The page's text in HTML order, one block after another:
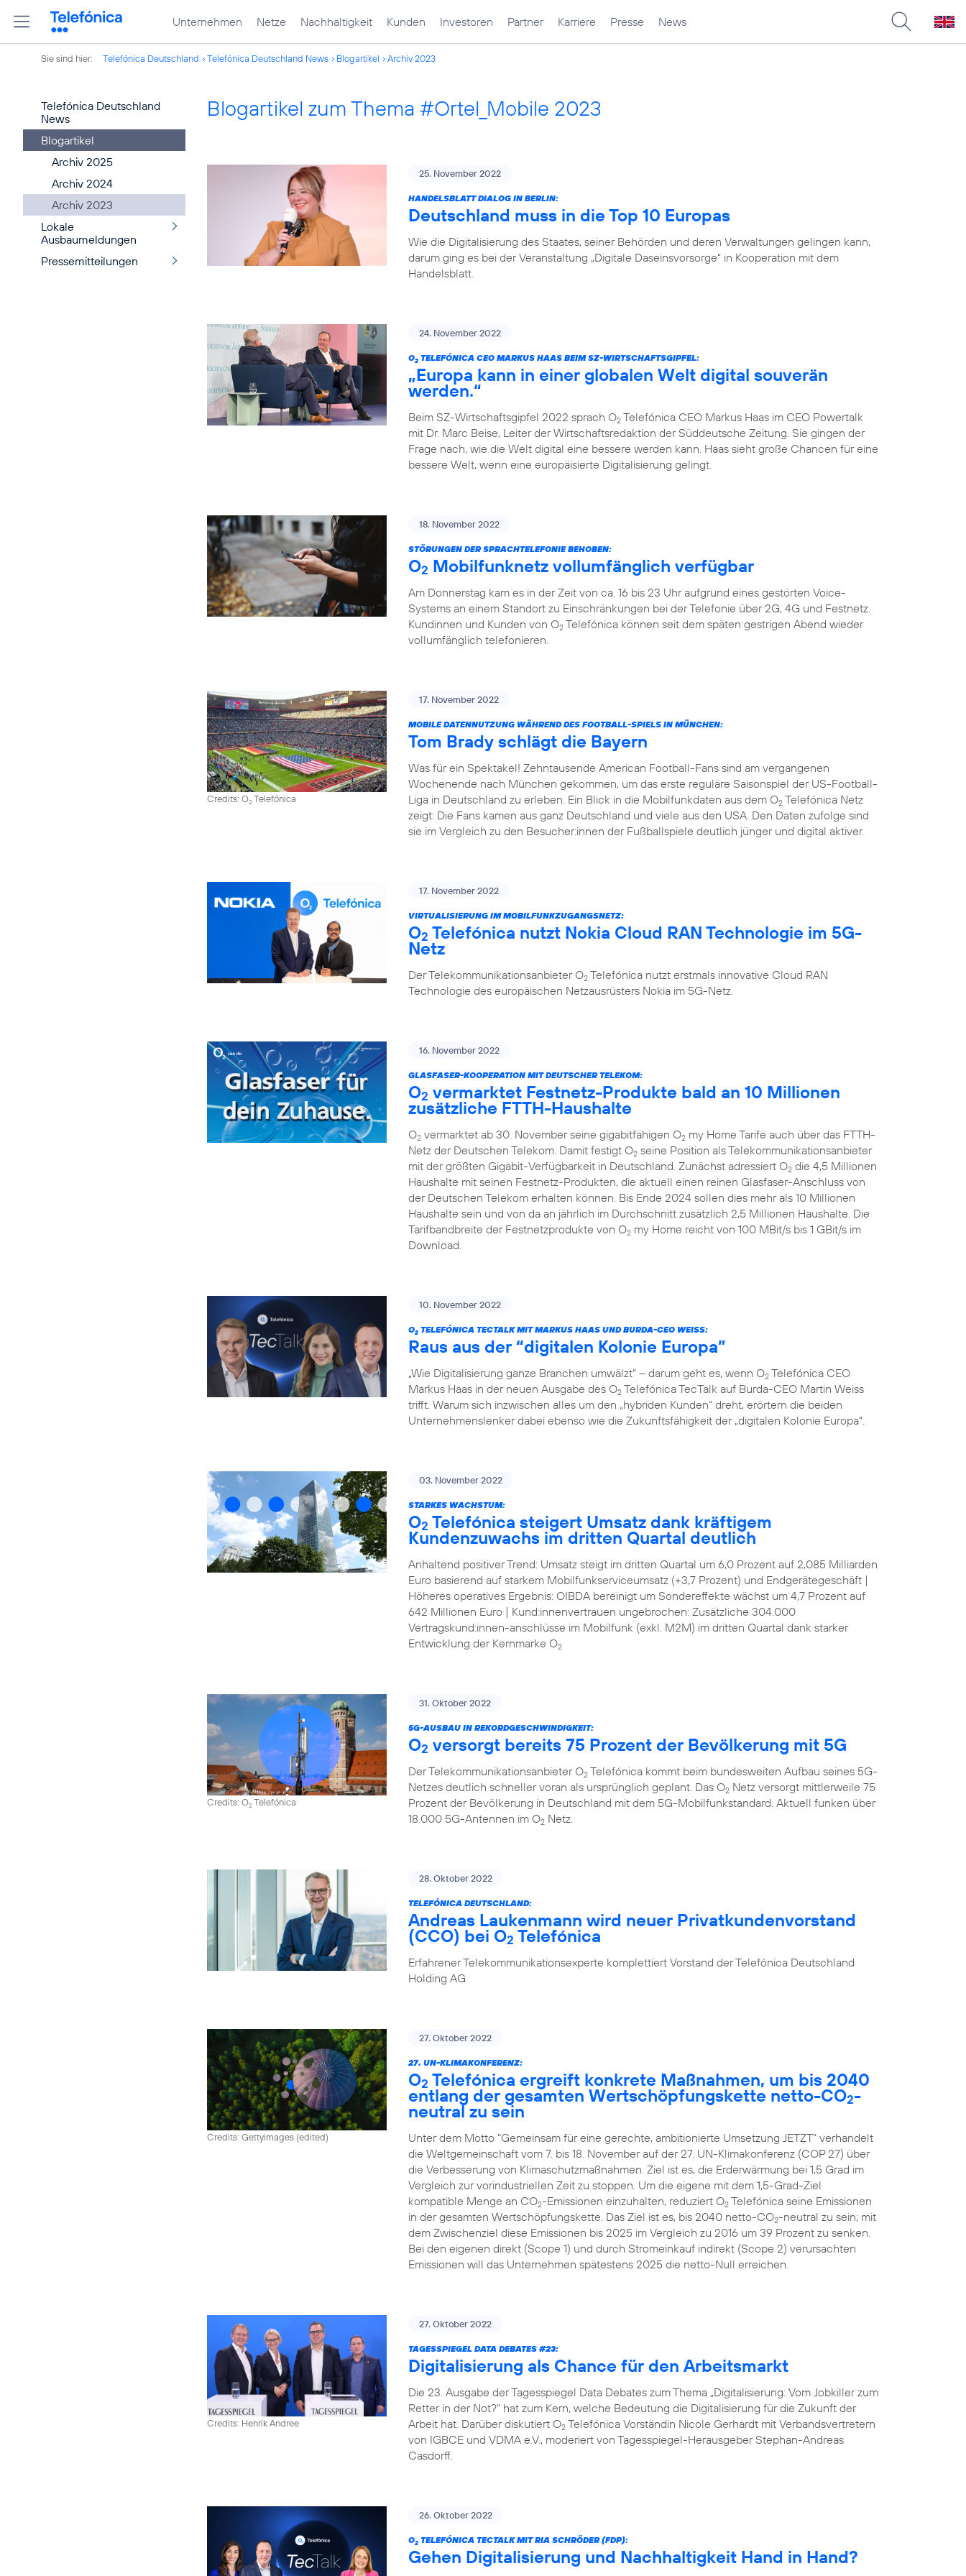
Unternehmen Netze Nachhaltigkeit Kunden Investoren Partner Karriere Presse News
Sie sind hier: Telefónica Deutschland Telefónica Deutschland News Blogartikel Archiv 2023
Telefónica Deutschland
News
Blogartikel
Archiv 2025
Archiv 2024
Archiv 2023
Lokale
Ausbaumeldungen
Pressemitteilungen
Blogartikel zum Thema #Ortel_Mobile 2023
25. November 2022
HANDELSBLATT DIALOG IN BERLIN:
Deutschland muss in die Top 10 Europas
Wie die Digitalisierung des Staates, seiner Behörden und deren Verwaltungen gelingen kann,
darum ging es bei der Veranstaltung „Digitale Daseinsvorsorge“ in Kooperation mit dem
Handelsblatt.
24. November 2022
O2 TELEFÓNICA CEO MARKUS HAAS BEIM SZ-WIRTSCHAFTSGIPFEL:
„Europa kann in einer globalen Welt digital souverän
werden.“
Beim SZ-Wirtschaftsgipfel 2022 sprach O2 Telefónica CEO Markus Haas im CEO Powertalk
mit Dr. Marc Beise, Leiter der Wirtschaftsredaktion der Süddeutsche Zeitung. Sie gingen der
Frage nach, wie die Welt digital eine bessere werden kann. Haas sieht große Chancen für eine
bessere Welt, wenn eine europäisierte Digitalisierung gelingt.
18. November 2022
STÖRUNGEN DER SPRACHTELEFONIE BEHOBEN:
O2 Mobilfunknetz vollumfänglich verfügbar
Am Donnerstag kam es in der Zeit von ca. 16 bis 23 Uhr aufgrund eines gestörten Voice-
Systems an einem Standort zu Einschränkungen bei der Telefonie über 2G, 4G und Festnetz.
Kundinnen und Kunden von O2 Telefónica können seit dem späten gestrigen Abend wieder
vollumfänglich telefonieren.
Credits: O2Telefónica
17. November 2022
MOBILE DATENNUTZUNG WÄHREND DES FOOTBALL-SPIELS IN MÜNCHEN:
Tom Brady schlägt die Bayern
Was für ein Spektakel! Zehntausende American Football-Fans sind am vergangenen
Wochenende nach München gekommen, um das erste reguläre Saisonspiel der US-Football-
Liga in Deutschland zu erleben. Ein Blick in die Mobilfunkdaten aus dem O2 Telefónica Netz
zeigt: Die Fans kamen aus ganz Deutschland und viele aus den USA. Den Daten zufolge sind
sie im Vergleich zu den Besucher:innen der Fußballspiele deutlich jünger und digital aktiver.
17. November 2022
VIRTUALISIERUNG IM MOBILFUNKZUGANGSNETZ:
O2 Telefónica nutzt Nokia Cloud RAN Technologie im 5G-
Netz
Der Telekommunikationsanbieter O2 Telefónica nutzt erstmals innovative Cloud RAN
Technologie des europäischen Netzausrüsters Nokia im 5G-Netz.
16. November 2022
GLASFASER-KOOPERATION MIT DEUTSCHER TELEKOM:
O2 vermarktet Festnetz-Produkte bald an 10 Millionen
zusätzliche FTTH-Haushalte
O2 vermarktet ab 30. November seine gigabitfähigen O2 my Home Tarife auch über das FTTH-
Netz der Deutschen Telekom. Damit festigt O2 seine Position als Telekommunikationsanbieter
mit der größten Gigabit-Verfügbarkeit in Deutschland. Zunächst adressiert O2 die 4,5 Millionen
Haushalte mit seinen Festnetz-Produkten, die aktuell einen reinen Glasfaser-Anschluss von
der Deutschen Telekom erhalten können. Bis Ende 2024 sollen dies mehr als 10 Millionen
Haushalte sein und von da an jährlich im Durchschnitt zusätzlich 2,5 Millionen Haushalte. Die
Tarifbandbreite der Festnetzprodukte von O2 my Home reicht von 100 MBit/s bis 1 GBit/s im
Download.
10. November 2022
O2 TELEFÓNICA TECTALK MIT MARKUS HAAS UND BURDA-CEO WEISS:
Raus aus der “digitalen Kolonie Europa”
„Wie Digitalisierung ganze Branchen umwälzt“ – darum geht es, wenn O2 Telefónica CEO
Markus Haas in der neuen Ausgabe des O2 Telefónica TecTalk auf Burda-CEO Martin Weiss
trifft. Warum sich inzwischen alles um den „hybriden Kunden“ dreht, erörtern die beiden
Unternehmenslenker dabei ebenso wie die Zukunftsfähigkeit der „digitalen Kolonie Europa“.
03. November 2022
STARKES WACHSTUM:
O2 Telefónica steigert Umsatz dank kräftigem
Kundenzuwachs im dritten Quartal deutlich
Anhaltend positiver Trend: Umsatz steigt im dritten Quartal um 6,0 Prozent auf 2,085 Milliarden
Euro basierend auf starkem Mobilfunkserviceumsatz (+3,7 Prozent) und Endgerätegeschäft |
Höheres operatives Ergebnis: OIBDA bereinigt um Sondereffekte wächst um 4,7 Prozent auf
642 Millionen Euro | Kund:innenvertrauen ungebrochen: Zusätzliche 304.000
Vertragskund:innen-anschlüsse im Mobilfunk (exkl. M2M) im dritten Quartal dank starker
Entwicklung der Kernmarke O2
Credits: O2Telefónica
31. Oktober 2022
5G-AUSBAU IN REKORDGESCHWINDIGKEIT:
O2 versorgt bereits 75 Prozent der Bevölkerung mit 5G
Der Telekommunikationsanbieter O2 Telefónica kommt beim bundesweiten Aufbau seines 5G-
Netzes deutlich schneller voran als ursprünglich geplant. Das O2 Netz versorgt mittlerweile 75
Prozent der Bevölkerung in Deutschland mit dem 5G-Mobilfunkstandard. Aktuell funken über
18.000 5G-Antennen im O2 Netz.
28. Oktober 2022
TELEFÓNICA DEUTSCHLAND:
Andreas Laukenmann wird neuer Privatkundenvorstand
(CCO) bei O2 Telefónica
Erfahrener Telekommunikationsexperte komplettiert Vorstand der Telefónica Deutschland
Holding AG
Credits: Gettyimages (edited)
27. Oktober 2022
27. UN-KLIMAKONFERENZ:
O2 Telefónica ergreift konkrete Maßnahmen, um bis 2040
entlang der gesamten Wertschöpfungskette netto-CO2-
neutral zu sein
Unter dem Motto "Gemeinsam für eine gerechte, ambitionierte Umsetzung JETZT" verhandelt
die Weltgemeinschaft vom 7. bis 18. November auf der 27. UN-Klimakonferenz (COP 27) über
die Verbesserung von Klimaschutzmaßnahmen. Ziel ist es, die Erderwärmung bei 1,5 Grad im
Vergleich zur vorindustriellen Zeit zu stoppen. Um die eigene mit dem 1,5-Grad-Ziel
kompatible Menge an CO2-Emissionen einzuhalten, reduziert O2 Telefónica seine Emissionen
in der gesamten Wertschöpfungskette. Das Ziel ist es, bis 2040 netto-CO2-neutral zu sein; mit
dem Zwischenziel diese Emissionen bis 2025 im Vergleich zu 2016 um 39 Prozent zu senken.
Bei den eigenen direkt (Scope 1) und durch Stromeinkauf indirekt (Scope 2) verursachten
Emissionen will das Unternehmen spätestens 2025 die netto-Null erreichen.
Credits: Henrik Andree
27. Oktober 2022
TAGESSPIEGEL DATA DEBATES #23:
Digitalisierung als Chance für den Arbeitsmarkt
Die 23. Ausgabe der Tagesspiegel Data Debates zum Thema „Digitalisierung: Vom Jobkiller zum
Retter in der Not?“ hat zum Kern, welche Bedeutung die Digitalisierung für die Zukunft der
Arbeit hat. Darüber diskutiert O2 Telefónica Vorständin Nicole Gerhardt mit Verbandsvertretern
von IGBCE und VDMA e.V., moderiert von Tagesspiegel-Herausgeber Stephan-Andreas
Casdorff.
26. Oktober 2022
O2 TELEFÓNICA TECTALK MIT RIA SCHRÖDER (FDP):
Gehen Digitalisierung und Nachhaltigkeit Hand in Hand?